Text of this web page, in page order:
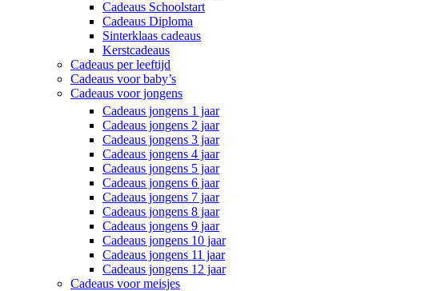
Cadeaus Schoolstart
Cadeaus Diploma
Sinterklaas cadeaus
Kerstcadeaus
Cadeaus per leeftijd
Cadeaus voor baby’s
Cadeaus voor jongens
Cadeaus jongens 1 jaar
Cadeaus jongens 2 jaar
Cadeaus jongens 3 jaar
Cadeaus jongens 4 jaar
Cadeaus jongens 5 jaar
Cadeaus jongens 6 jaar
Cadeaus jongens 7 jaar
Cadeaus jongens 8 jaar
Cadeaus jongens 9 jaar
Cadeaus jongens 10 jaar
Cadeaus jongens 11 jaar
Cadeaus jongens 12 jaar
Cadeaus voor meisjes